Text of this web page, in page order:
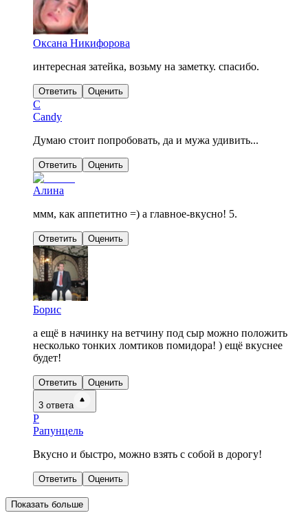
Оксана Никифорова
интересная затейка, возьму на заметку. спасибо.
Ответить Оценить
C
Candy
Думаю стоит попробовать, да и мужа удивить...
Ответить Оценить
Алина
ммм, как аппетитно =) а главное-вкусно! 5.
Ответить Оценить
Борис
а ещё в начинку на ветчину под сыр можно положить
несколько тонких ломтиков помидора! ) ещё вкуснее
будет!
Ответить Оценить
3 ответа
Р
Рапунцель
Вкусно и быстро, можно взять с собой в дорогу!
Ответить Оценить
Показать больше